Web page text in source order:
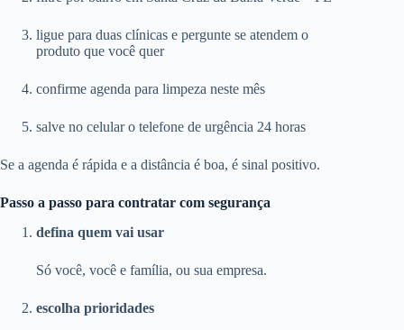
ligue para duas clínicas e pergunte se atendem o
produto que você quer
confirme agenda para limpeza neste mês
salve no celular o telefone de urgência 24 horas
Se a agenda é rápida e a distância é boa, é sinal positivo.
Passo a passo para contratar com segurança
defina quem vai usar
Só você, você e família, ou sua empresa.
escolha prioridades